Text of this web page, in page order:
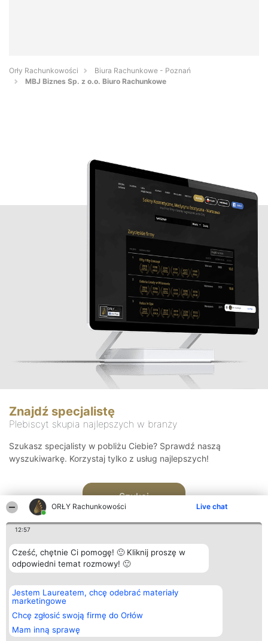
ORŁY Rachunkowości Live chat
12:57
Cześć, chętnie Ci pomogę! 🙂 Kliknij proszę w
odpowiedni temat rozmowy! 🙂
Jestem Laureatem, chcę odebrać materiały
marketingowe
Chcę zgłosić swoją firmę do Orłów
Mam inną sprawę
Orły Rachunkowości
Biura Rachunkowe - Poznań
MBJ Biznes Sp. z o.o. Biuro Rachunkowe
Znajdź specjalistę
Plebiscyt skupia najlepszych w branży
Szukasz specjalisty w pobliżu Ciebie? Sprawdź naszą
wyszukiwarkę. Korzystaj tylko z usług najlepszych!
Szukaj
Organizator plebiscytu
Bright Side Solutions sp. z o.
o. sp. k.
ul. Ruska 22
Wrocław 50-079
KRS 0000749100 | Regon
381313360 | NIP 8943132676
Plebiscyt
Laureaci
wszystkich
Laureatów
Regulamin
Kontakt
Kontakt